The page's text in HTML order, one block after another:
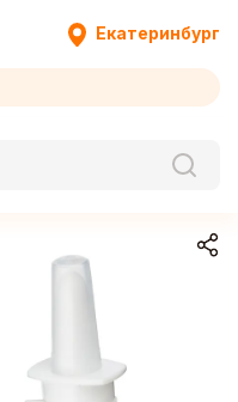
Екатеринбург